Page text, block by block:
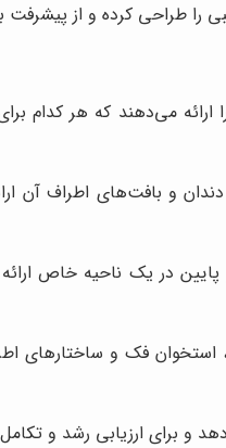
را طراحی کرده و از پیشرفت
را ارائه می‌دهند که هر
و بافت‌های اطراف
و پایین در یک ناحیه خاص
استخوان فک و ساختارهای
و برای ارزیابی رشد و